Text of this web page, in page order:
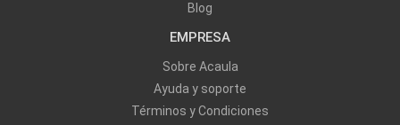
Blog
EMPRESA
Sobre Acaula
Ayuda y soporte
Términos y Condiciones